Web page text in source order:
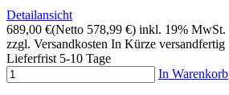
Detailansicht
689,00 €(Netto 578,99 €) inkl. 19% MwSt.
zzgl. Versandkosten In Kürze versandfertig
Lieferfrist 5-10 Tage
In Warenkorb